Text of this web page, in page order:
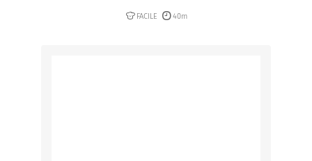
FACILE 40m